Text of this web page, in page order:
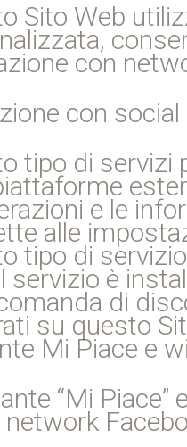
Sito Web
con
con
tipo di servizi
e le
alle
tipo di
servizio è
di
su questo
Mi Piace e
“Mi